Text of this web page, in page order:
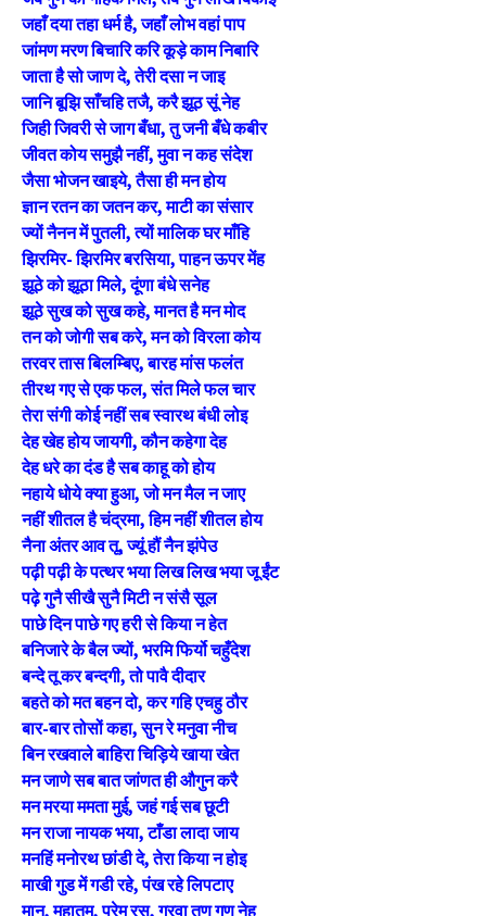
जहाँ दया तहा धर्म है, जहाँ लोभ वहां पाप
जांमण मरण बिचारि करि कूड़े काम निबारि
जाता है सो जाण दे, तेरी दसा न जाइ
जानि बूझि साँचहि तजै, करै झूठ सूं नेह
जिही जिवरी से जाग बँधा, तु जनी बँधे कबीर
जीवत कोय समुझै नहीं, मुवा न कह संदेश
जैसा भोजन खाइये, तैसा ही मन होय
ज्ञान रतन का जतन कर, माटी का संसार
ज्यों नैनन में पुतली, त्यों मालिक घर माँहि
झिरमिर- झिरमिर बरसिया, पाहन ऊपर मेंह
झूठे को झूठा मिले, दूंणा बंधे सनेह
झूठे सुख को सुख कहे, मानत है मन मोद
तन को जोगी सब करे, मन को विरला कोय
तरवर तास बिलम्बिए, बारह मांस फलंत
तीरथ गए से एक फल, संत मिले फल चार
तेरा संगी कोई नहीं सब स्वारथ बंधी लोइ
देह खेह होय जायगी, कौन कहेगा देह
देह धरे का दंड है सब काहू को होय
नहाये धोये क्या हुआ, जो मन मैल न जाए
नहीं शीतल है चंद्रमा, हिम नहीं शीतल होय
नैना अंतर आव तू, ज्यूं हौं नैन झंपेउ
पढ़ी पढ़ी के पत्थर भया लिख लिख भया जू ईंट
पढ़े गुनै सीखै सुनै मिटी न संसै सूल
पाछे दिन पाछे गए हरी से किया न हेत
बनिजारे के बैल ज्यों, भरमि फिर्यो चहुँदेश
बन्दे तू कर बन्दगी, तो पावै दीदार
बहते को मत बहन दो, कर गहि एचहु ठौर
बार-बार तोसों कहा, सुन रे मनुवा नीच
बिन रखवाले बाहिरा चिड़िये खाया खेत
मन जाणे सब बात जांणत ही औगुन करै
मन मरया ममता मुई, जहं गई सब छूटी
मन राजा नायक भया, टाँडा लादा जाय
मनहिं मनोरथ छांडी दे, तेरा किया न होइ
माखी गुड में गडी रहे, पंख रहे लिपटाए
मान, महातम, प्रेम रस, गरवा तण गुण नेह